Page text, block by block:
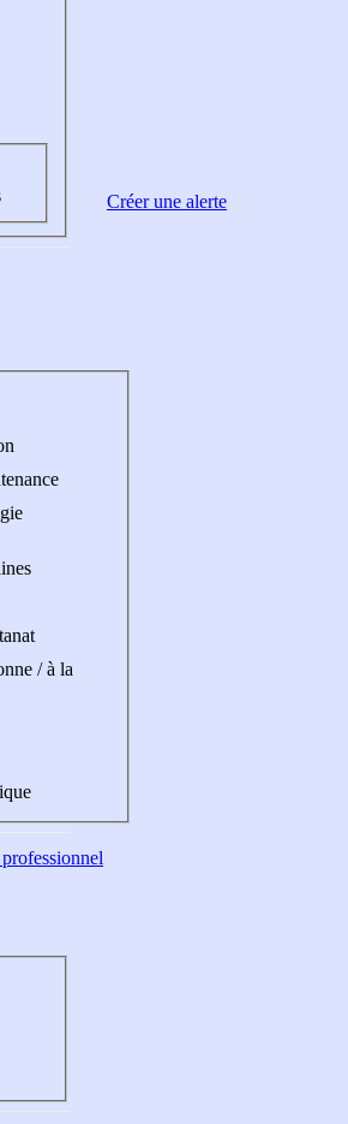
/ à la
Créer une alerte